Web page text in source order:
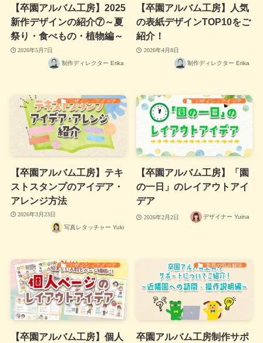
【卒園アルバム工房】2025
新作デザインの紹介⑦～夏
祭り・食べもの・植物編～
2026年5月7日
制作ディレクター Erika
【卒園アルバム工房】人気
の表紙デザインTOP10をご
紹介！
2026年4月8日
制作ディレクター Erika
デザイン・アイデア
【卒園アルバム工房】テキ
ストスタンプのアイデア・
アレンジ方法
2026年3月23日
写真レタッチャー Yuki
デザイン・アイデア
【卒園アルバム工房】「園
の一日」のレイアウトアイ
デア
2026年2月2日 デザイナー Yuina
デザイン・アイデア
【卒園アルバム工房】個人
委員の悩み解決
卒園アルバム工房制作サポ